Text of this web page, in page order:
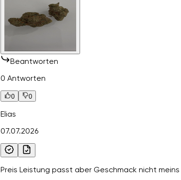
Beantworten
0 Antworten
0 0
Elias
07.07.2026
Preis Leistung passt aber Geschmack nicht meins